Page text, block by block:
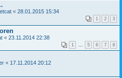
« 28.01.2015 15:34
1 2 3
« 23.11.2014 22:38
1 … 5 6 7 8
« 17.11.2014 20:12